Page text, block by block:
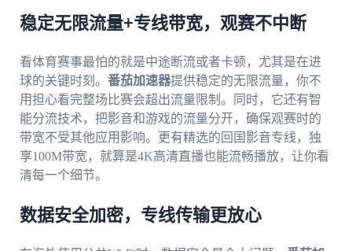
稳定无限流量+专线带宽，观赛不中断
看体育赛事最怕的就是中途断流或者卡顿，尤其是在进
球的关键时刻。 番茄加速器提供稳定的无限流量，你不
用担心看完整场比赛会超出流量限制。同时，它还有智
能分流技术，把影音和游戏的流量分开，确保观赛时的
带宽不受其他应用影响。更有精选的回国影音专线，独
享100M带宽，就算是4K高清直播也能流畅播放，让你看
清每一个细节。
数据安全加密，专线传输更放心